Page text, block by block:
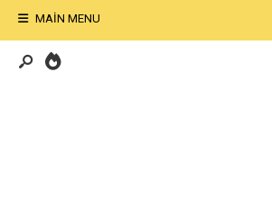
MAIN MENU